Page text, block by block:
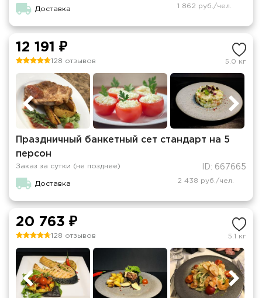
Доставка 1 862 руб./чел.
12 191 ₽
128 отзывов 5.0 кг
Праздничный банкетный сет стандарт на 5
персон
Заказ за сутки (не позднее) ID: 667665
Доставка 2 438 руб./чел.
20 763 ₽
128 отзывов 5.1 кг